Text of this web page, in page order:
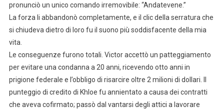
pronunciò un unico comando irremovibile: “Andatevene.”
La forza li abbandonò completamente, e il clic della serratura che
si chiudeva dietro di loro fu il suono più soddisfacente della mia
vita.
Le conseguenze furono totali. Victor accettò un patteggiamento
per evitare una condanna a 20 anni, ricevendo otto anni in
prigione federale e l’obbligo di risarcire oltre 2 milioni di dollari. Il
punteggio di credito di Khloe fu annientato a causa dei contratti
che aveva cofirmato; passò dal vantarsi degli attici a lavorare